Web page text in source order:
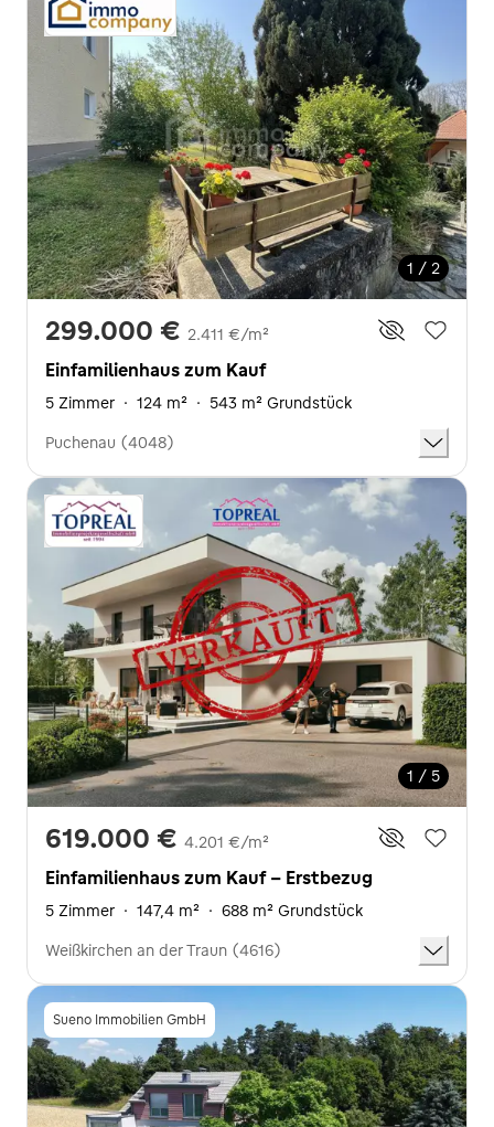
1 / 2
299.000 € 2.411 €/m²
Einfamilienhaus zum Kauf
5 Zimmer · 124 m² · 543 m² Grundstück
Puchenau (4048)
1 / 5
619.000 € 4.201 €/m²
Einfamilienhaus zum Kauf - Erstbezug
5 Zimmer · 147,4 m² · 688 m² Grundstück
Weißkirchen an der Traun (4616)
Sueno Immobilien GmbH